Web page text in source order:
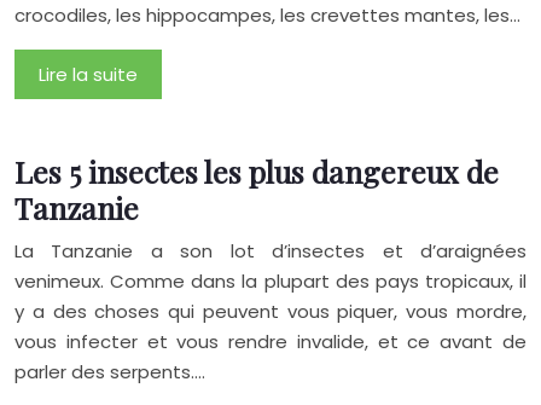
crocodiles, les hippocampes, les crevettes mantes, les…
Lire la suite
Les 5 insectes les plus dangereux de
Tanzanie
La Tanzanie a son lot d’insectes et d’araignées
venimeux. Comme dans la plupart des pays tropicaux, il
y a des choses qui peuvent vous piquer, vous mordre,
vous infecter et vous rendre invalide, et ce avant de
parler des serpents….